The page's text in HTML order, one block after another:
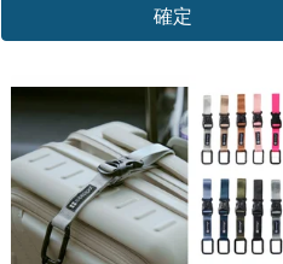
確定